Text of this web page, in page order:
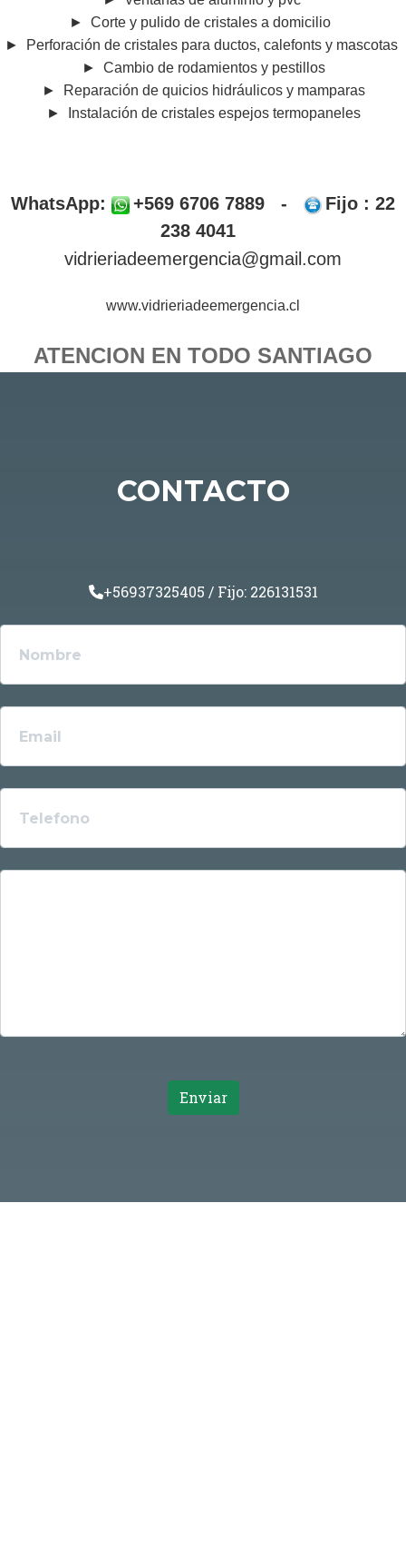
► Corte y pulido de cristales a domicilio
►
Perforación de cristales para ductos, calefonts y mascotas
► Cambio de rodamientos y pestillos
►
Reparación de quicios hidráulicos y mamparas
►
Instalación de cristales espejos termopaneles
WhatsApp: +569 6706 7889 -
Fijo : 22
238 4041
vidrieriadeemergencia@gmail.com
www.vidrieriadeemergencia.cl
ATENCION EN TODO SANTIAGO
CONTACTO
+56937325405 / Fijo: 226131531